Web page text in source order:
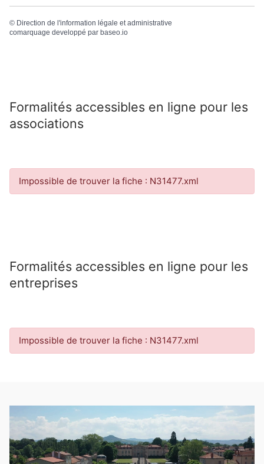
© Direction de l'information légale et administrative
comarquage developpé par baseo.io
Formalités accessibles en ligne pour les
associations
Impossible de trouver la fiche : N31477.xml
Formalités accessibles en ligne pour les
entreprises
Impossible de trouver la fiche : N31477.xml